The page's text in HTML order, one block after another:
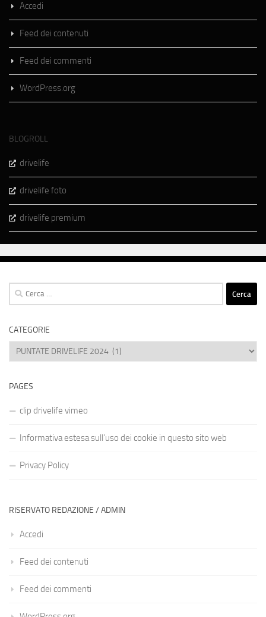
Accedi
Feed dei contenuti
Feed dei commenti
WordPress.org
BLOGROLL
drivelife
drivelife foto
drivelife premium
Ricerca
per:
CATEGORIE
Categorie
PAGES
clip drivelife vimeo
Informativa estesa sull’uso dei cookie in questo sito web
Privacy Policy
RISERVATO REDAZIONE / ADMIN
Accedi
Feed dei contenuti
Feed dei commenti